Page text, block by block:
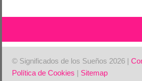
© Significados de los Sueños 2026 |
Política de Cookies | Sitemap